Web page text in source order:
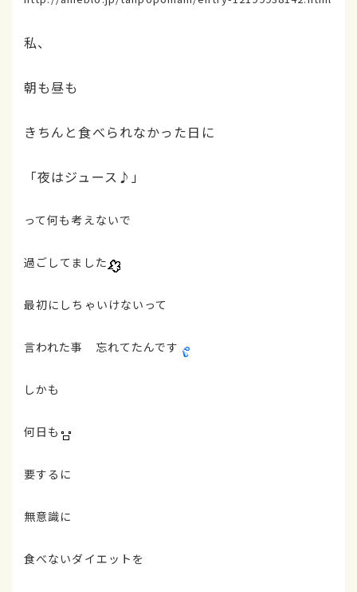
私、
朝も昼も
きちんと食べられなかった日に
「夜はジュース♪」
って何も考えないで
過ごしてました
最初にしちゃいけないって
言われた事 忘れてたんです
しかも
何日も
要するに
無意識に
食べないダイエットを